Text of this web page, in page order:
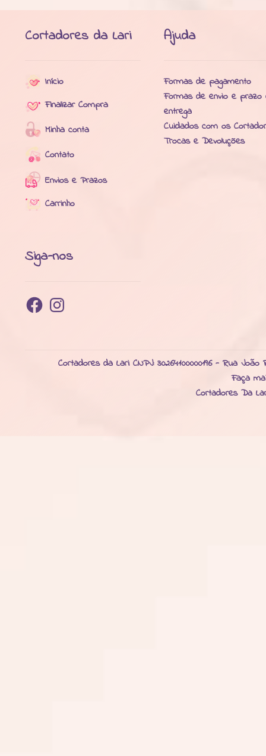
Cortadores da Lari
Início
Finalizar Compra
Minha conta
Contato
Envios e Prazos
Carrinho
Siga-nos
FacebookInstagram
Ajuda
Formas de pagamento
Formas de envio e prazo
entrega
Cuidados com os
Trocas e Devoluções
Cortadores da Lari CNPJ: 30264100000196 - Rua
Faça
Cortadores Da